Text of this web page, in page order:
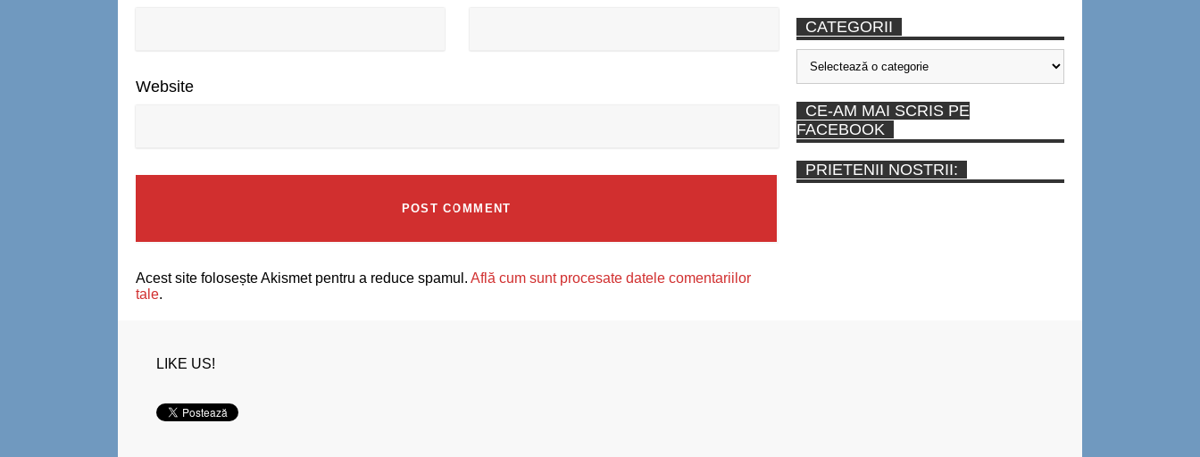
Website
Acest site folosește Akismet pentru a reduce spamul. Află cum sunt procesate datele comentariilor
tale.
CATEGORII
Categorii
CE-AM MAI SCRIS PE
FACEBOOK
PRIETENII NOSTRII:
LIKE US!